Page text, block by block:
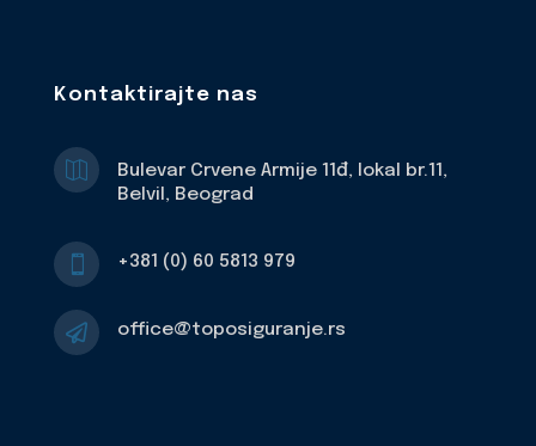
Kontaktirajte nas

Bulevar Crvene Armije 11đ, lokal br.11,
Belvil, Beograd
 +381 (0) 60 5813 979
 office@toposiguranje.rs